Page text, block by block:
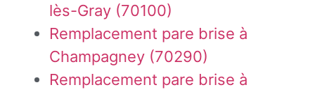
lès-Gray (70100)
Remplacement pare brise à
Champagney (70290)
Remplacement pare brise à